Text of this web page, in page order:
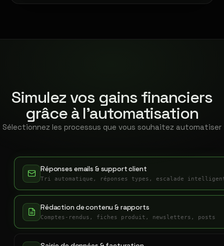
Simulez vos gains financiers
grâce à l'automatisation
Sélectionnez les processus que vous souhaitez automatiser
Réponses emails & support client
Tri automatique, réponses types, escalade
Rédaction de contenu & rapports
Comptes-rendus, fiches produit, newsletters, posts